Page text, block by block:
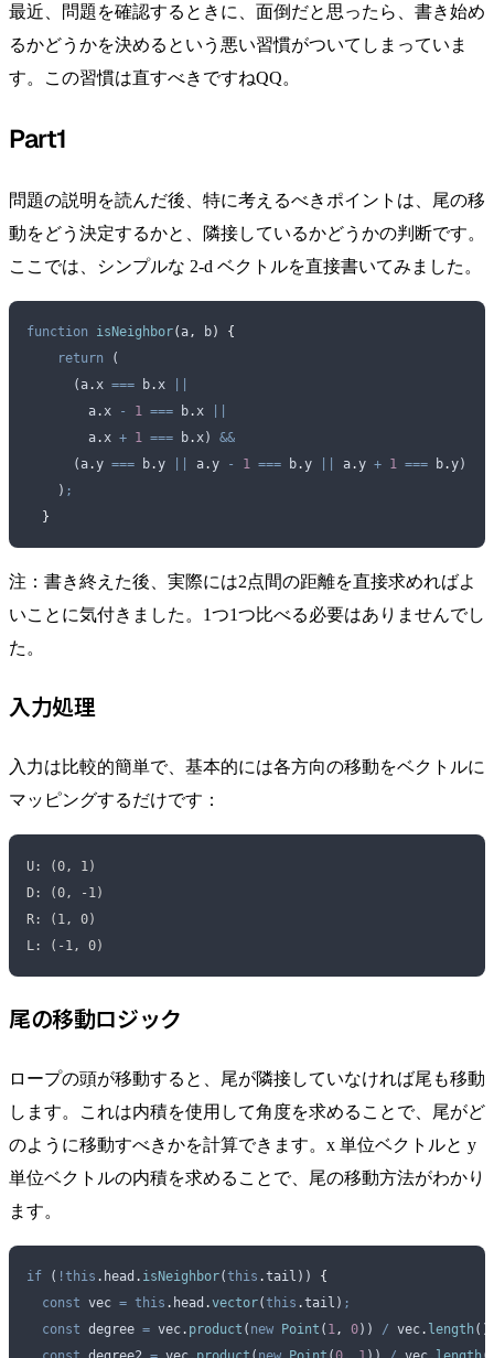
最近、問題を確認するときに、面倒だと思ったら、書き始め
るかどうかを決めるという悪い習慣がついてしまっていま
す。この習慣は直すべきですねQQ。
Part1
問題の説明を読んだ後、特に考えるべきポイントは、尾の移
動をどう決定するかと、隣接しているかどうかの判断です。
ここでは、シンプルな 2-d ベクトルを直接書いてみました。
function isNeighbor( a, b)
{
    return
(
      (
a.x === b.x
        a
.x - 1 === b.x
        a
.x + 1 === b.x) &&
      (
a.y === b.y a.y - 1 === b.y a.y + 1 === b.y)
    )
;
  }
注：書き終えた後、実際には2点間の距離を直接求めればよ
いことに気付きました。1つ1つ比べる必要はありませんでし
た。
入力処理
入力は比較的簡単で、基本的には各方向の移動をベクトルに
マッピングするだけです：
U: (0, 1)
D: (0, -1)
R: (1, 0)
L: (-1, 0)
尾の移動ロジック
ロープの頭が移動すると、尾が隣接していなければ尾も移動
します。これは内積を使用して角度を求めることで、尾がど
のように移動すべきかを計算できます。x 単位ベクトルと y
単位ベクトルの内積を求めることで、尾の移動方法がわかり
ます。
if ( !this . head . isNeighbor(this .tail )) {
  const
vec = this . head .vector(this .tail ) ;
  const
degree = vec. product ( new Point ( 1, 0)) / vec. length ()